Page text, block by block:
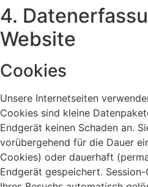
4.
Website
Cookies
Unsere Internetseiten
Cookies sind kleine
Endgerät keinen Schaden an.
vorübergehend für die Dauer
Cookies) oder dauerhaft
Endgerät gespeichert.